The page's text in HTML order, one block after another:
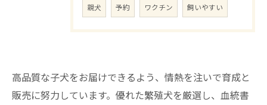
親犬 予約 ワクチン 飼いやすい
高品質な子犬をお届けできるよう、情熱を注いで育成と
販売に努力しています。優れた繁殖犬を厳選し、血統書